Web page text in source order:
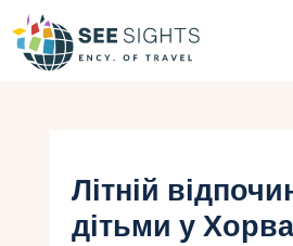
Гарячі тури
Типи Турів
Літній
дітьми у